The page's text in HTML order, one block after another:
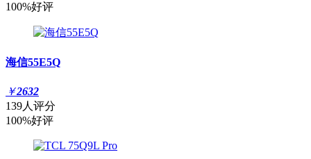
100%好评
海信55E5Q
￥2632
139人评分
100%好评